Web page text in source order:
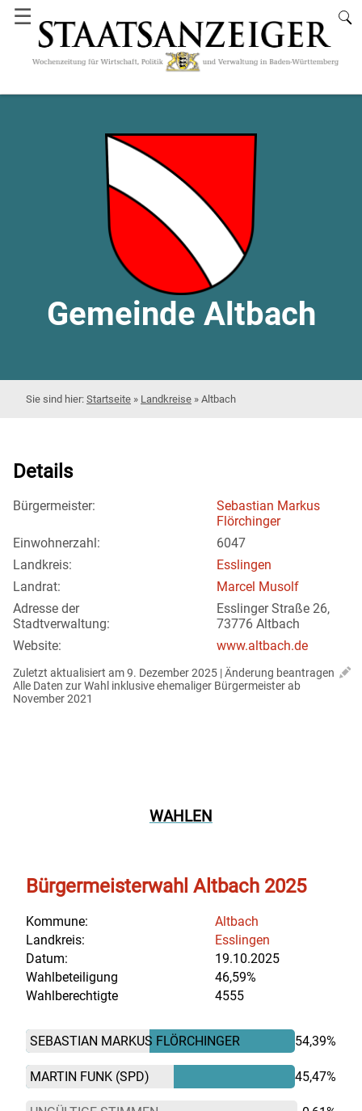
☰
Gemeinde Altbach
Startseite » Landkreise » Altbach
Details
Bürgermeister:
Sebastian Markus
Flörchinger
Einwohnerzahl:
6047
Landkreis:
Esslingen
Landrat:
Marcel Musolf
Adresse der
Stadtverwaltung:
Esslinger Straße 26,
73776 Altbach
Website:
www.altbach.de
Zuletzt aktualisiert am 9. Dezember 2025 | Änderung beantragen
Alle Daten zur Wahl inklusive ehemaliger Bürgermeister ab
November 2021
WAHLEN
Bürgermeisterwahl Altbach 2025
Kommune:
Altbach
Landkreis:
Esslingen
Datum:
19.10.2025
Wahlbeteiligung
46,59%
Wahlberechtigte
4555
SEBASTIAN MARKUS FLÖRCHINGER 54,39%
MARTIN FUNK (SPD) 45,47%